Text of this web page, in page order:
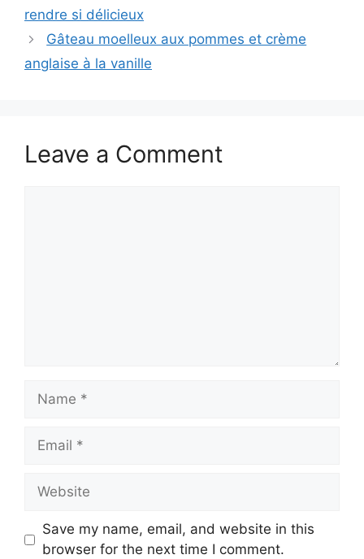
rendre si délicieux
Gâteau moelleux aux pommes et crème
anglaise à la vanille
Leave a Comment
Name
Email
Website
Save my name, email, and website in this
browser for the next time I comment.